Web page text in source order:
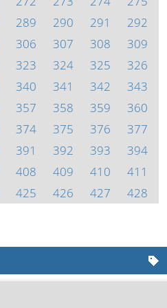
289 290 291
292
306 307 308
309
323 324 325
326
340 341 342
343
357 358 359
360
374 375 376
377
391 392 393
394
408 409 410
411
425 426 427
428